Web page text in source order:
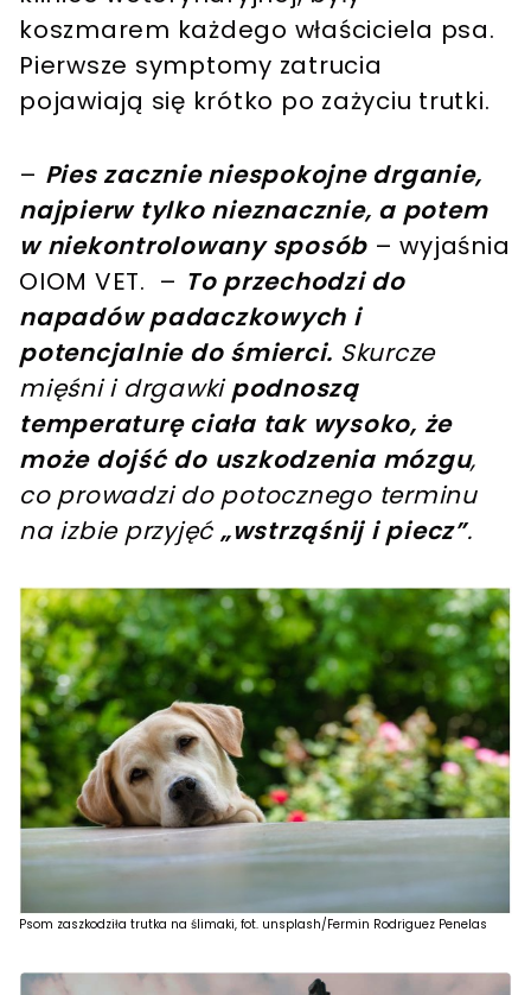
koszmarem każdego właściciela psa.
Pierwsze symptomy zatrucia
pojawiają się krótko po zażyciu trutki.
– Pies zacznie niespokojne drganie,
najpierw tylko nieznacznie, a potem
w niekontrolowany sposób – wyjaśnia
OIOM VET. – To przechodzi do
napadów padaczkowych i
potencjalnie do śmierci. Skurcze
mięśni i drgawkipodnoszą
temperaturę ciała tak wysoko, że
może dojść do uszkodzenia mózgu,
co prowadzi do potocznego terminu
na izbie przyjęć „wstrząśnij i piecz”.
Psom zaszkodziła trutka na ślimaki, fot. unsplash/Fermin Rodriguez Penelas